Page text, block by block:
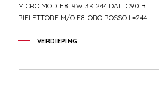
MICRO MOD. F8: 9W 3K 244 DALI C90 BI
RIFLETTORE M/O F8: ORO ROSSO L=244
VERDIEPING